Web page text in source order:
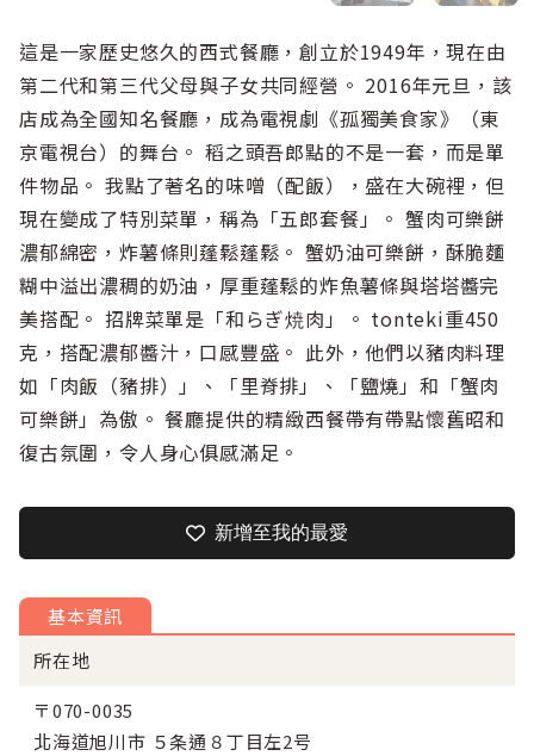
這是一家歷史悠久的西式餐廳，創立於1949年，現在由
第二代和第三代父母與子女共同經營。 2016年元旦，該
店成為全國知名餐廳，成為電視劇《孤獨美食家》（東
京電視台）的舞台。 稻之頭吾郎點的不是一套，而是單
件物品。 我點了著名的味噌（配飯），盛在大碗裡，但
現在變成了特別菜單，稱為「五郎套餐」。 蟹肉可樂餅
濃郁綿密，炸薯條則蓬鬆蓬鬆。 蟹奶油可樂餅，酥脆麵
糊中溢出濃稠的奶油，厚重蓬鬆的炸魚薯條與塔塔醬完
美搭配。 招牌菜單是「和らぎ焼肉」。 tonteki重450
克，搭配濃郁醬汁，口感豐盛。 此外，他們以豬肉料理
如「肉飯（豬排）」、「里脊排」、「鹽燒」和「蟹肉
可樂餅」為傲。 餐廳提供的精緻西餐帶有帶點懷舊昭和
復古氛圍，令人身心俱感滿足。
新增至我的最愛
基本資訊
所在地
〒070-0035
北海道旭川市 ５条通８丁目左2号